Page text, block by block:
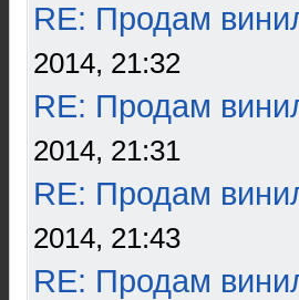
RE: Продам
2014, 21:32
RE: Продам
2014, 21:31
RE: Продам
2014, 21:43
RE: Продам